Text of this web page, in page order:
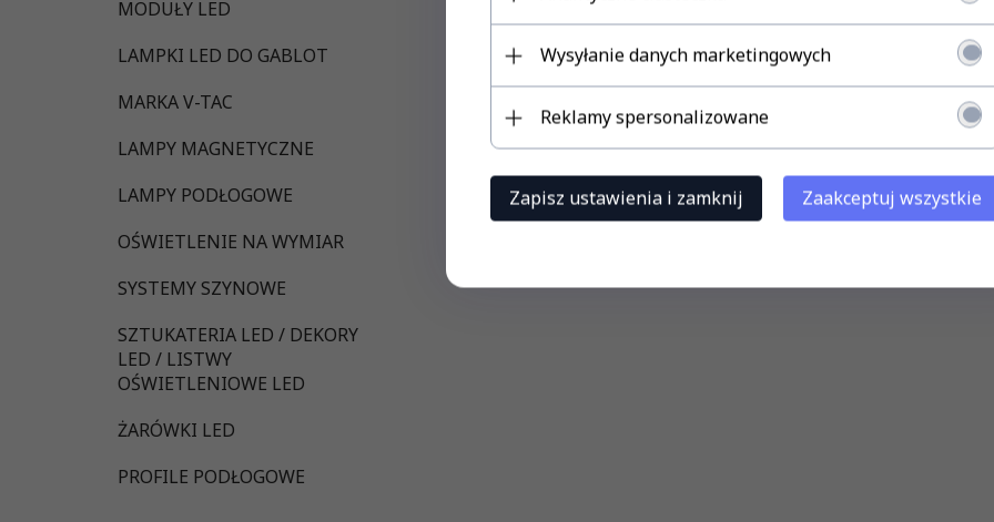
MODUŁY LED
LAMPKI LED DO GABLOT
MARKA V-TAC
LAMPY MAGNETYCZNE
LAMPY PODŁOGOWE
OŚWIETLENIE NA WYMIAR
SYSTEMY SZYNOWE
SZTUKATERIA LED / DEKORY
LED / LISTWY
OŚWIETLENIOWE LED
ŻARÓWKI LED
PROFILE PODŁOGOWE
Wysyłanie danych marketingowych
Reklamy spersonalizowane
Zapisz ustawienia i zamknij Zaakceptuj wszystkie